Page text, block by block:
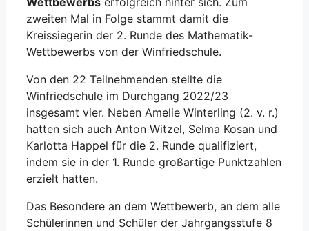
zweiten Mal in Folge stammt damit die
Kreissiegerin der 2. Runde des Mathematik-
Wettbewerbs von der Winfriedschule.
Von den 22 Teilnehmenden stellte die
Winfriedschule im Durchgang 2022/23
insgesamt vier. Neben Amelie Winterling (2. v. r.)
hatten sich auch Anton Witzel, Selma Kosan und
Karlotta Happel für die 2. Runde qualifiziert,
indem sie in der 1. Runde großartige Punktzahlen
erzielt hatten.
Das Besondere an dem Wettbewerb, an dem alle
Schülerinnen und Schüler der Jahrgangsstufe 8